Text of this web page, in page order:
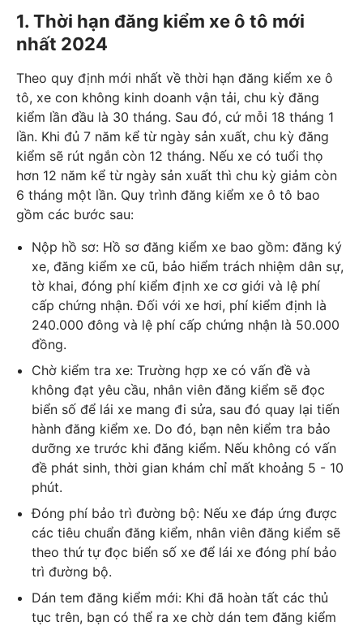
1. Thời hạn đăng kiểm xe ô tô mới
nhất 2024
Theo quy định mới nhất về thời hạn đăng kiểm xe ô
tô, xe con không kinh doanh vận tải, chu kỳ đăng
kiểm lần đầu là 30 tháng. Sau đó, cứ mỗi 18 tháng 1
lần. Khi đủ 7 năm kể từ ngày sản xuất, chu kỳ đăng
kiểm sẽ rút ngắn còn 12 tháng. Nếu xe có tuổi thọ
hơn 12 năm kể từ ngày sản xuất thì chu kỳ giảm còn
6 tháng một lần. Quy trình đăng kiểm xe ô tô bao
gồm các bước sau:
Nộp hồ sơ: Hồ sơ đăng kiểm xe bao gồm: đăng ký
xe, đăng kiểm xe cũ, bảo hiểm trách nhiệm dân sự,
tờ khai, đóng phí kiểm định xe cơ giới và lệ phí
cấp chứng nhận. Đối với xe hơi, phí kiểm định là
240.000 đông và lệ phí cấp chứng nhận là 50.000
đồng.
Chờ kiểm tra xe: Trường hợp xe có vấn đề và
không đạt yêu cầu, nhân viên đăng kiểm sẽ đọc
biển số để lái xe mang đi sửa, sau đó quay lại tiến
hành đăng kiểm xe. Do đó, bạn nên kiểm tra bảo
dưỡng xe trước khi đăng kiểm. Nếu không có vấn
đề phát sinh, thời gian khám chỉ mất khoảng 5 - 10
phút.
Đóng phí bảo trì đường bộ: Nếu xe đáp ứng được
các tiêu chuẩn đăng kiểm, nhân viên đăng kiểm sẽ
theo thứ tự đọc biển số xe để lái xe đóng phí bảo
trì đường bộ.
Dán tem đăng kiểm mới: Khi đã hoàn tất các thủ
tục trên, bạn có thể ra xe chờ dán tem đăng kiểm